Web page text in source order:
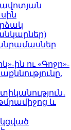
ին ու «Գոջո»-
և